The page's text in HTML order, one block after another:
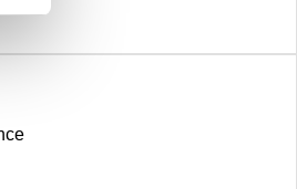
HERO IN YOU.